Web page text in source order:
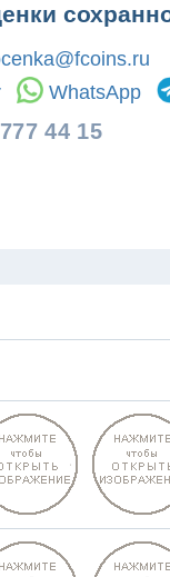
WhatsApp
777 44 15